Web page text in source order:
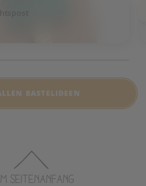
BASTELIDEEN
SEITENANFANG